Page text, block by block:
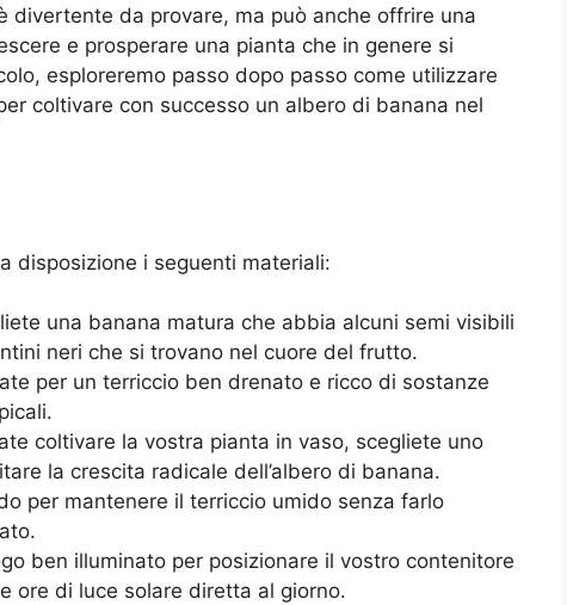
divertente da provare, ma può anche offrire una
e prosperare una pianta che in genere si
esploreremo passo dopo passo come utilizzare
coltivare con successo un albero di banana nel
disposizione i seguenti materiali:
una banana matura che abbia alcuni semi visibili
neri che si trovano nel cuore del frutto.
per un terriccio ben drenato e ricco di sostanze
coltivare la vostra pianta in vaso, scegliete uno
la crescita radicale dell’albero di banana.
per mantenere il terriccio umido senza farlo
ben illuminato per posizionare il vostro contenitore
ore di luce solare diretta al giorno.